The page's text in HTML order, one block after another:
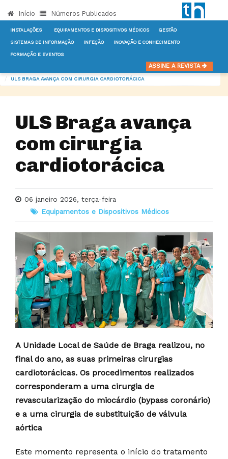
Início Números Publicados
INSTALAÇÕES EQUIPAMENTOS E DISPOSITIVOS MÉDICOS GESTÃO
SISTEMAS DE INFORMAÇÃO INFEÇÃO INOVAÇÃO E CONHECIMENTO
FORMAÇÃO E EVENTOS
ASSINE A REVISTA
EQUIPAMENTOS E DISPOSITIVOS MÉDICOS
ULS BRAGA AVANÇA COM CIRURGIA CARDIOTORÁCICA
ULS Braga avança
com cirurgia
cardiotorácica
06 janeiro 2026, terça-feira
Equipamentos e Dispositivos Médicos
A Unidade Local de Saúde de Braga realizou, no
final do ano, as suas primeiras cirurgias
cardiotorácicas. Os procedimentos realizados
corresponderam a uma cirurgia de
revascularização do miocárdio (bypass coronário)
e a uma cirurgia de substituição de válvula
aórtica
Este momento representa o início do tratamento